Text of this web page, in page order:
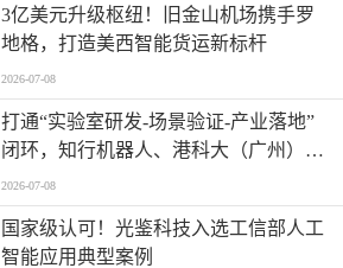
​3亿美元升级枢纽！旧金山机场携手罗
地格，打造美西智能货运新标杆
2026-07-08
打通“实验室研发-场景验证-产业落地”
闭环，知行机器人、港科大（广州）、
北京粤电三方联合解锁城市服务机器人
规模化应用
2026-07-08
国家级认可！光鉴科技入选工信部人工
智能应用典型案例